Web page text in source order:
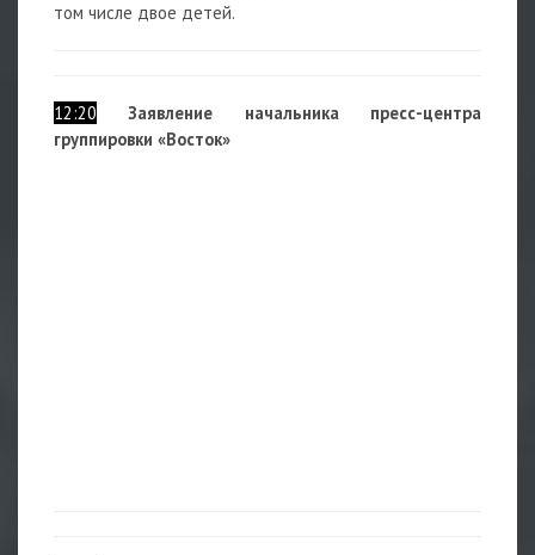
том числе двое детей.
12:20
Заявление начальника пресс-центра
группировки «Восток»